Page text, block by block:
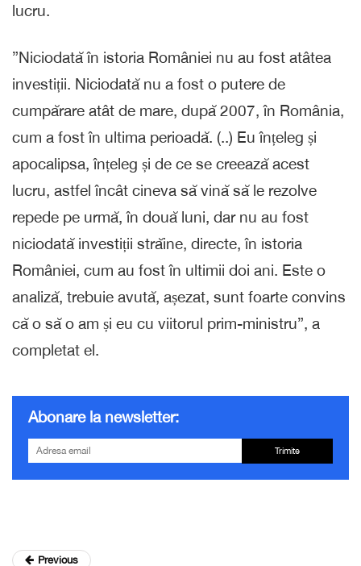
lucru.
”Niciodată în istoria României nu au fost atâtea
investiții. Niciodată nu a fost o putere de
cumpărare atât de mare, după 2007, în România,
cum a fost în ultima perioadă. (..) Eu înțeleg și
apocalipsa, înțeleg și de ce se creează acest
lucru, astfel încât cineva să vină să le rezolve
repede pe urmă, în două luni, dar nu au fost
niciodată investiții străine, directe, în istoria
României, cum au fost în ultimii doi ani. Este o
analiză, trebuie avută, așezat, sunt foarte convins
că o să o am și eu cu viitorul prim-ministru”, a
completat el.
Abonare la newsletter:
Trimite
Previous